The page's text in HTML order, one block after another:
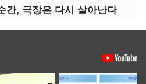
간, 극장은 다시 살아난다